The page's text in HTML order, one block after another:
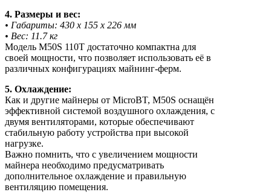
4. Размеры и вес:
• Габариты: 430 x 155 x 226 мм
• Вес: 11.7 кг
Модель M50S 110T достаточно компактна для
своей мощности, что позволяет использовать её в
различных конфигурациях майнинг-ферм.
5. Охлаждение:
Как и другие майнеры от MicroBT, M50S оснащён
эффективной системой воздушного охлаждения, с
двумя вентиляторами, которые обеспечивают
стабильную работу устройства при высокой
нагрузке.
Важно помнить, что с увеличением мощности
майнера необходимо предусматривать
дополнительное охлаждение и правильную
вентиляцию помещения.